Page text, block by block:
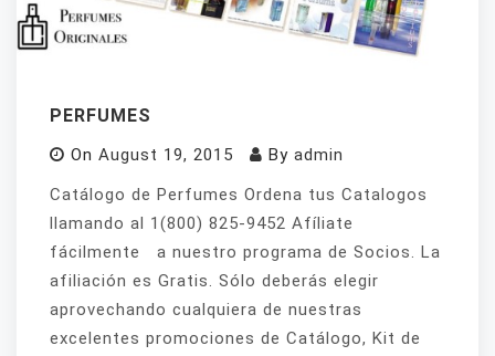
PERFUMES
On August 19, 2015 By admin
Catálogo de Perfumes Ordena tus Catalogos
llamando al 1(800) 825-9452 Afíliate
fácilmente a nuestro programa de Socios. La
afiliación es Gratis. Sólo deberás elegir
aprovechando cualquiera de nuestras
excelentes promociones de Catálogo, Kit de